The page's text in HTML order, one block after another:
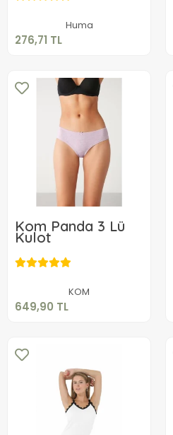
Huma
276,71 TL
Kom Panda 3 Lü
Kulot
KOM
649,90 TL
649,90 TL